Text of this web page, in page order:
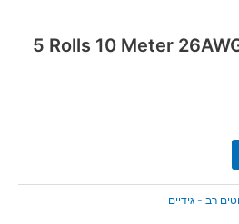
5 Rolls 10 Meter
רב - גידיים